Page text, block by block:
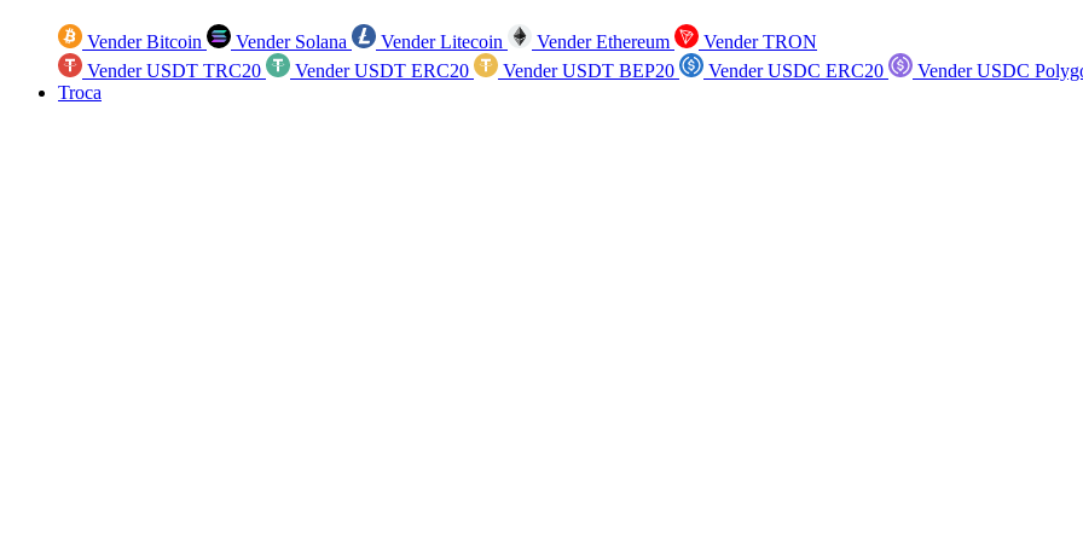
Vender Bitcoin Vender Solana Vender Litecoin Vender Ethereum
Vender TRON
Vender USDT TRC20
Vender USDT ERC20 Vender USDT BEP20 Vender USDC ERC20
Vender USDC
Troca